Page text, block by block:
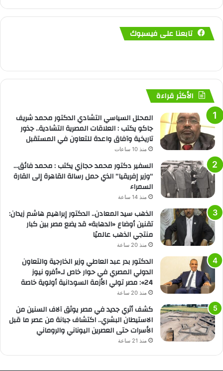
تابعنا على فيسبوك
الأكثر قراءة
المحلل السياسي التشادي الدكتور محمد شريف
جاكو يكتب : العلاقات المصرية التشادية.. جذور
تاريخية وآفاق واعدة للتعاون في المستقبل
منذ 10 ساعات
السفير دكتور محمد حجازي يكتب : محمد فائق…
“وزير إفريقيا” الذي حمل رسالة القاهرة إلى القارة
السمراء
منذ 14 ساعة
الذهب سيد المعادن.. الدكتور إبراهيم هاشم زيدان:
تقنين أوضاع «الدهابة» قد يضع مصر بين كبار
منتجي الذهب عالميًا
منذ 20 ساعة
الدكتور بدر عبد العاطي وزير الخارجية والتعاون
الدولي المصري في حوار خاص لـ«أفرو نيوز
24»: مصر تولي الأزمة السودانية أولوية خاصة
منذ 20 ساعة
كشف أثري جديد في مصر يوثق آلاف السنين من
الاستيطان البشري.. اكتشاف جبانة من عصر ما قبل
الأسرات حتى العصرين اليوناني والروماني
منذ 21 ساعة